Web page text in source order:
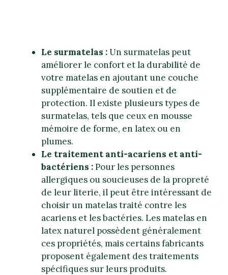
Le surmatelas :Un surmatelas peut
améliorer le confort et la durabilité de
votre matelas en ajoutant une couche
supplémentaire de soutien et de
protection. Il existe plusieurs types de
surmatelas, tels que ceux en mousse
mémoire de forme, en latex ou en
plumes.
Le traitement anti-acariens et anti-
bactériens :Pour les personnes
allergiques ou soucieuses de la propreté
de leur literie, il peut être intéressant de
choisir un matelas traité contre les
acariens et les bactéries. Les matelas en
latex naturel possèdent généralement
ces propriétés, mais certains fabricants
proposent également des traitements
spécifiques sur leurs produits.